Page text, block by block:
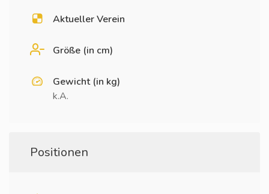
Aktueller Verein
Größe (in cm)
Gewicht (in kg)
k.A.
Positionen